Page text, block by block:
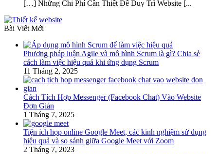
[…] Những Chi Phí Cần Thiết Để Duy Trì Website [...
Bài Viết Mới
Phương pháp luận Agile và mô hình Scrum là gì? Chia sẻ
cách làm việc hiệu quả khi ứng dụng Scrum
11 Tháng 2, 2025
Cách Tích Hợp Messenger (Facebook Chat) Vào Website
Đơn Giản
1 Tháng 7, 2025
Tiện ích họp online Google Meet, các kinh nghiệm sử dụng
hiệu quả và so sánh giữa Google Meet với Zoom
2 Tháng 7, 2023